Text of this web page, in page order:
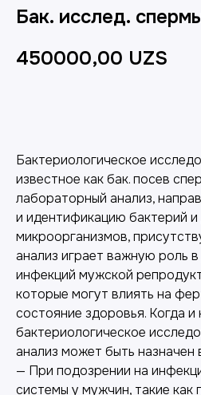
Бак. исслед.
450000,00 UZS
Бактериологическое
известное как бак. посев
лабораторный анализ,
и идентификацию бактерий и
микроорганизмов,
анализ играет важную роль в
инфекций мужской
которые могут влиять на
состояние здоровья. Когда и
бактериологическое
анализ может быть назначен
— При подозрении на
системы у мужчин, такие как